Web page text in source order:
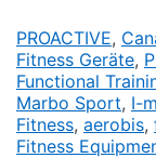
PROACTIVE,
Fitness Geräte,
Functional
Marbo Sport, I-
Fitness, aerobis,
Fitness